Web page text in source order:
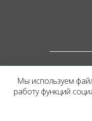
Мы используем
работу функций